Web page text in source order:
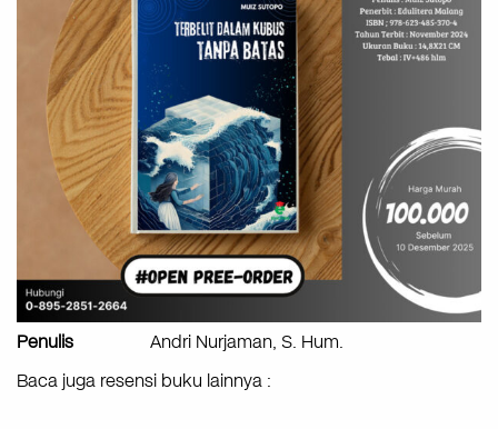
Penulis
Andri Nurjaman, S. Hum.
Baca juga resensi buku lainnya :